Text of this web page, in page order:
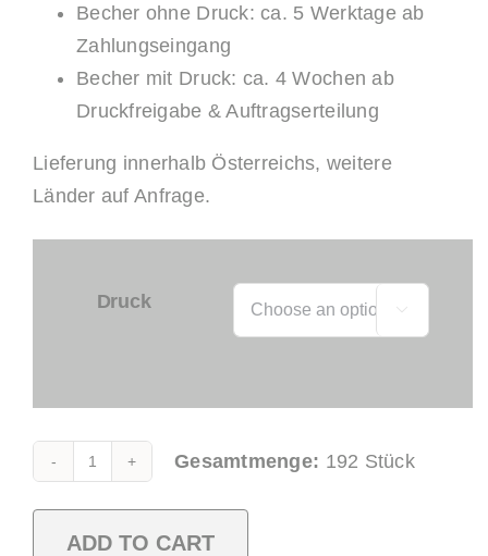
Becher ohne Druck: ca. 5 Werktage ab
Zahlungseingang
Becher mit Druck: ca. 4 Wochen ab
Druckfreigabe & Auftragserteilung
Lieferung innerhalb Österreichs, weitere
Länder auf Anfrage.
Druck 
Cappuccino
Cup
0,4l
Gesamtmenge: 192 Stück
ADD TO CART